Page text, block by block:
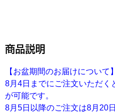
商品説明
【お盆期間のお届けについて】
8月4日までにご注文いただく
が可能です。
8月5日以降のご注文は8月20